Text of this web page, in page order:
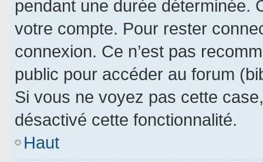
pendant une durée déterminée.
votre compte. Pour rester
connexion. Ce n’est pas
public pour accéder au forum
Si vous ne voyez pas cette
désactivé cette fonctionnalité.
Haut